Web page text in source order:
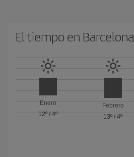
El tiempo en Barcelona
Enero
12º/4º
Febrero
13º / 4º